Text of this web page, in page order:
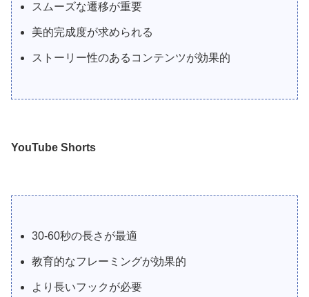
スムーズな遷移が重要
美的完成度が求められる
ストーリー性のあるコンテンツが効果的
YouTube Shorts
30-60秒の長さが最適
教育的なフレーミングが効果的
より長いフックが必要